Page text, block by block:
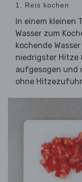
1. Reis kochen
In einem kleinen
Wasser zum
kochende
niedrigster Hitze
aufgesogen und
ohne